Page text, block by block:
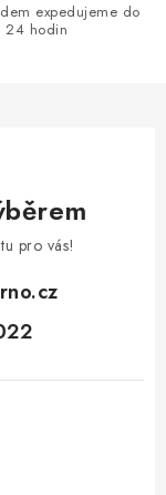
expedujeme do
24 hodin
pro vás!